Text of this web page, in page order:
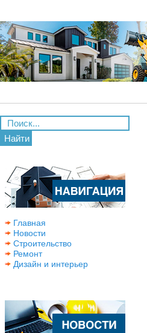
Найти
Главная
Новости
Строительство
Ремонт
Дизайн и интерьер